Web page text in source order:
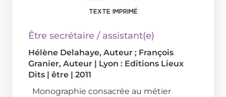
TEXTE IMPRIMÉ
Être secrétaire / assistant(e)
Hélène Delahaye, Auteur ; François
Granier, Auteur | Lyon : Editions Lieux
Dits | être | 2011
Monographie consacrée au métier